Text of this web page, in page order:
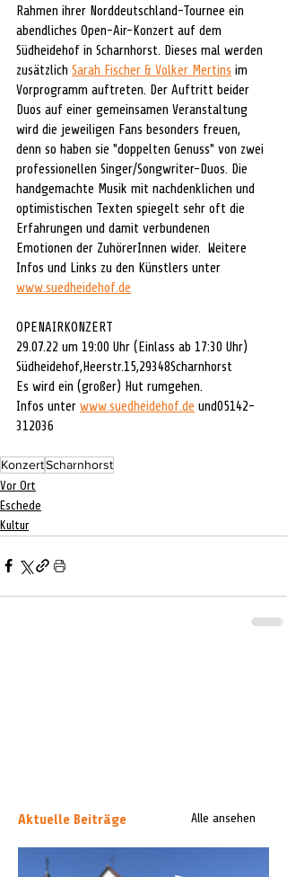
Rahmen ihrer Norddeutschland-Tournee ein
abendliches Open-Air-Konzert auf dem
Südheidehof in Scharnhorst. Dieses mal werden
zusätzlich Sarah Fischer & Volker Mertins im
Vorprogramm auftreten. Der Auftritt beider
Duos auf einer gemeinsamen Veranstaltung
wird die jeweiligen Fans besonders freuen,
denn so haben sie "doppelten Genuss" von zwei
professionellen Singer/Songwriter-Duos. Die
handgemachte Musik mit nachdenklichen und
optimistischen Texten spiegelt sehr oft die
Erfahrungen und damit verbundenen
Emotionen der ZuhörerInnen wider.  Weitere
Infos und Links zu den Künstlers unter
www.suedheidehof.de
OPENAIRKONZERT
29.07.22 um 19:00 Uhr (Einlass ab 17:30 Uhr)
Südheidehof,Heerstr.15,29348Scharnhorst
Es wird ein (großer) Hut rumgehen.
Infos unter www.suedheidehof.de und05142-
312036
KonzertScharnhorst
Vor Ort
Eschede
Kultur
Aktuelle Beiträge Alle ansehen